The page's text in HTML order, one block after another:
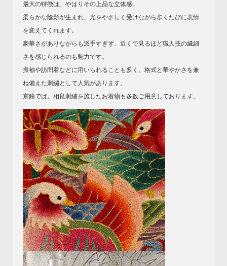
最大の特徴は、やはりその上品な立体感。
柔らかな陰影が生まれ、光をやさしく受けながら歩くたびに表情
を変えてくれます。
豪華さがありながらも派手すぎず、近くで見るほど職人技の繊細
さを感じられるのも魅力です。
振袖や訪問着などに用いられることも多く、格式と華やかさを兼
ね備えた刺繍として人気があります。
京鐘では、相良刺繍を施したお着物も多数ご用意しております。